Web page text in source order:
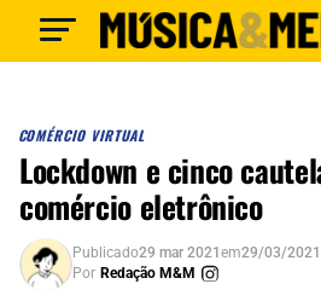
COMÉRCIO VIRTUAL
Lockdown e cinco
comércio eletrônico
Publicado29 mar 2021em29/03/2021
Por Redação M&M